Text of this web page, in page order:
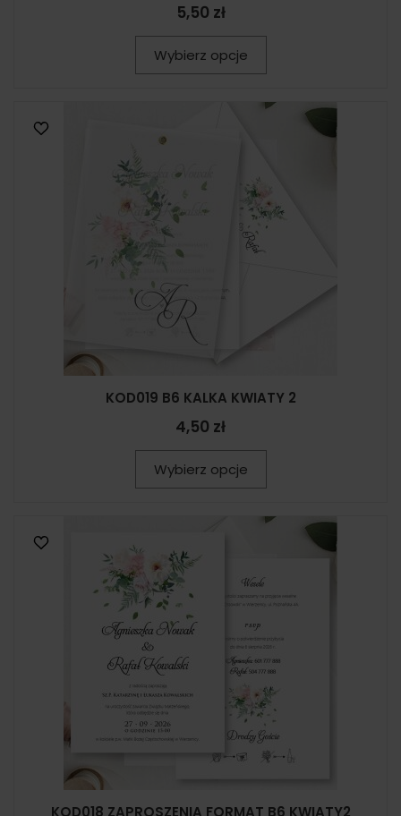
5,50 zł
Wybierz opcje
KOD019 B6 KALKA KWIATY 2
4,50 zł
Wybierz opcje
KOD018 ZAPROSZENIA FORMAT B6 KWIATY2